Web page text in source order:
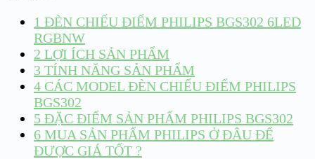
1 ĐÈN CHIẾU ĐIỂM PHILIPS BGS302 6LED
RGBNW
2 LỢI ÍCH SẢN PHẨM
3 TÍNH NĂNG SẢN PHẨM
4 CÁC MODEL ĐÈN CHIẾU ĐIỂM PHILIPS
BGS302
5 ĐẶC ĐIỂM SẢN PHẨM PHILIPS BGS302
6 MUA SẢN PHẨM PHILIPS Ở ĐÂU ĐỂ
ĐƯỢC GIÁ TỐT ?